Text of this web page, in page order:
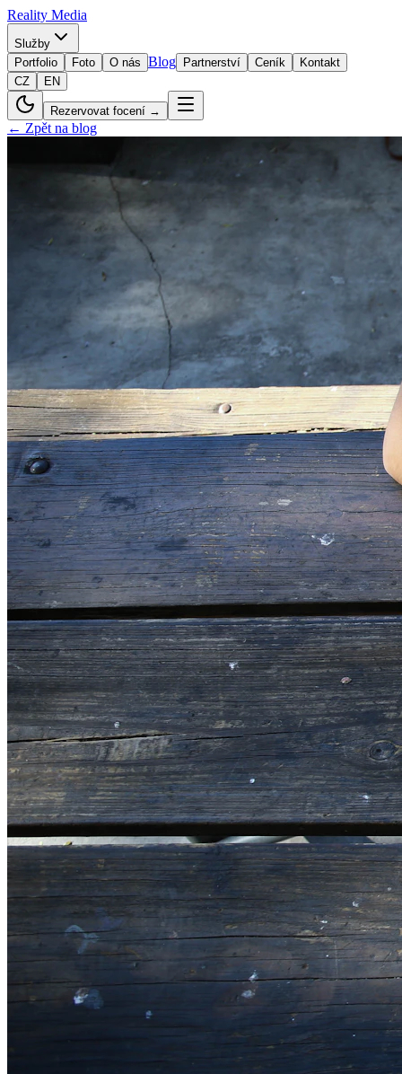
Reality Media
Služby
Portfolio
Foto O nás Blog Partnerství Ceník
Kontakt
CZ
EN
Rezervovat focení →
← Zpět na blog